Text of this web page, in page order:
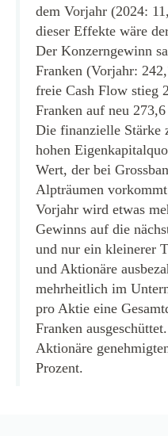
dem Vorjahr (2024:
dieser Effekte wäre
Der Konzerngewinn
Franken (Vorjahr:
freie Cash Flow stieg
Franken auf neu
Die finanzielle Stärke
hohen
Wert, der bei
Alpträumen
Vorjahr wird etwas
Gewinns auf die
und nur ein kleinerer
und Aktionäre
mehrheitlich im
pro Aktie eine
Franken
Aktionäre
Prozent.